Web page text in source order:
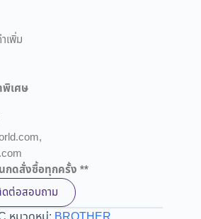
เพิ่ม
พิเศษ
กดสั่งซื้อทุกครั้ง **
ต่อสอบถาม